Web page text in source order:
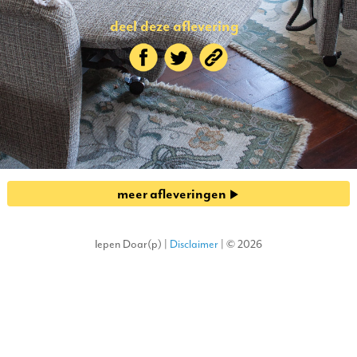
deel deze aflevering
meer afleveringen
Iepen Doar(p) | Disclaimer | © 2026